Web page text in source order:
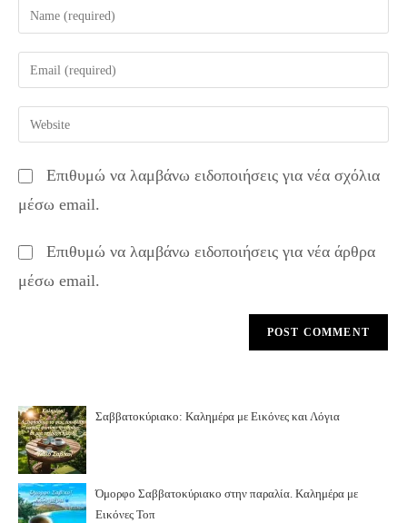
Enter
your
name
comment
Enter
your
email
address
comment
Enter
your
URL
(optional)
Επιθυμώ να λαμβάνω ειδοποιήσεις για νέα σχόλια
μέσω email.
Επιθυμώ να λαμβάνω ειδοποιήσεις για νέα άρθρα
μέσω email.
Σαββατοκύριακο: Καλημέρα με Εικόνες και Λόγια
Όμορφο Σαββατοκύριακο στην παραλία. Καλημέρα με
Εικόνες Τοπ